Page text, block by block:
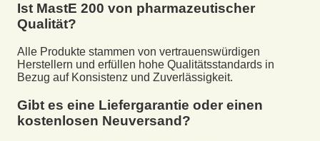
Ist MastE 200 von pharmazeutischer
Qualität?
Alle Produkte stammen von vertrauenswürdigen
Herstellern und erfüllen hohe Qualitätsstandards in
Bezug auf Konsistenz und Zuverlässigkeit.
Gibt es eine Liefergarantie oder einen
kostenlosen Neuversand?